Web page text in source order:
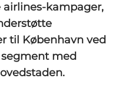
kampager,
til København ved
med